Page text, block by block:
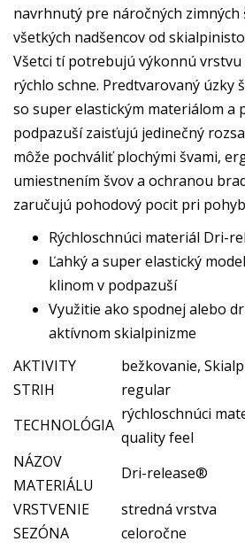
navrhnutý pre náročných zimných
všetkých nadšencov od
Všetci tí potrebujú výkonnú
rýchlo schne. Predtvarovaný úzky
so super elastickým materiálom a
podpazuší zaisťujú jedinečný
môže pochváliť plochými švami,
umiestnením švov a ochranou
zaručujú pohodový pocit pri
Rýchloschnúci materiál Dri-
Ľahký a super elastický
klinom v podpazuší
Využitie ako spodnej alebo
aktívnom skialpinizme
AKTIVITY
bežkovanie,
STRIH
regular
TECHNOLÓGIA
rýchloschnúci
quality feel
NÁZOV
MATERIÁLU
Dri-release®
VRSTVENIE
stredná vrstva
SEZÓNA
celoročne